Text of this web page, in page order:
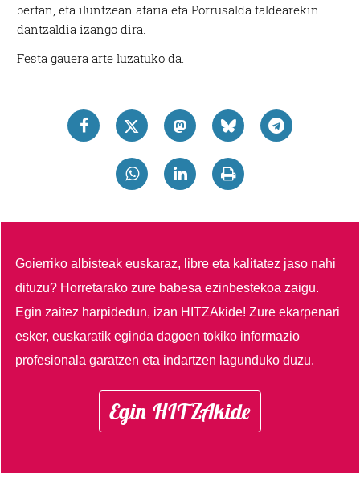
bertan, eta iluntzean afaria eta Porrusalda taldearekin
dantzaldia izango dira.
Festa gauera arte luzatuko da.
Goierriko albisteak euskaraz, libre eta kalitatez jaso nahi
dituzu? Horretarako zure babesa ezinbestekoa zaigu.
Egin zaitez harpidedun, izan HITZAkide!Zure ekarpenari
esker, euskaratik eginda dagoen tokiko informazio
profesionala garatzen eta indartzen lagunduko duzu.
Egin HITZAkide